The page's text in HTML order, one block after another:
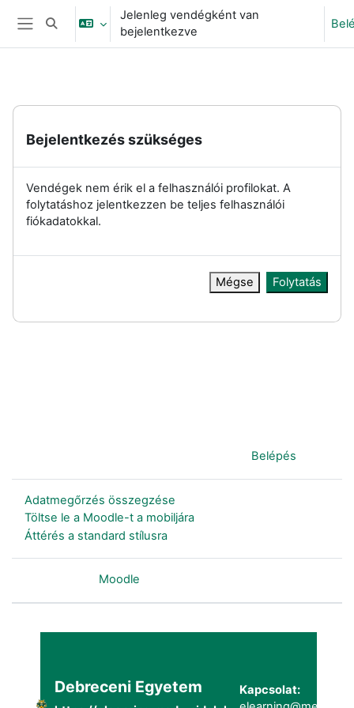
Tovább a fő tartalomhoz
Oldalpanel
Keresési bemeneti adatok váltása
Jelenleg vendégként van
bejelentkezve
Bejelentkezés szükséges
Vendégek nem érik el a felhasználói profilokat. A
folytatáshoz jelentkezzen be teljes felhasználói
fiókadatokkal.
Mégse Folytatás
Belépés
Adatmegőrzés összegzése
Töltse le a Moodle-t a mobiljára
Áttérés a standard stílusra
Moodle
Debreceni Egyetem
Kapcsolat: